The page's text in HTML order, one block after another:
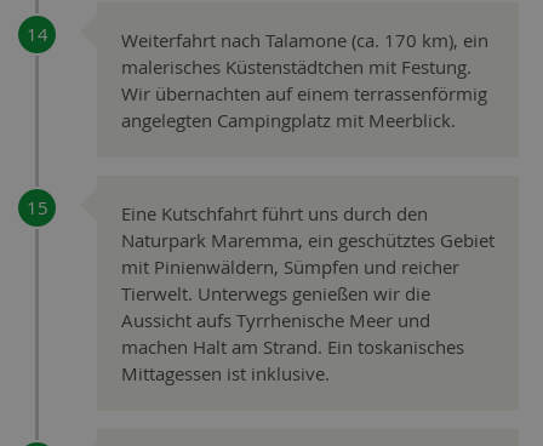
Weiterfahrt nach Talamone (ca. 170 km), ein
malerisches Küstenstädtchen mit Festung.
Wir übernachten auf einem terrassenförmig
angelegten Campingplatz mit Meerblick.
Eine Kutschfahrt führt uns durch den
Naturpark Maremma, ein geschütztes Gebiet
mit Pinienwäldern, Sümpfen und reicher
Tierwelt. Unterwegs genießen wir die
Aussicht aufs Tyrrhenische Meer und
machen Halt am Strand. Ein toskanisches
Mittagessen ist inklusive.